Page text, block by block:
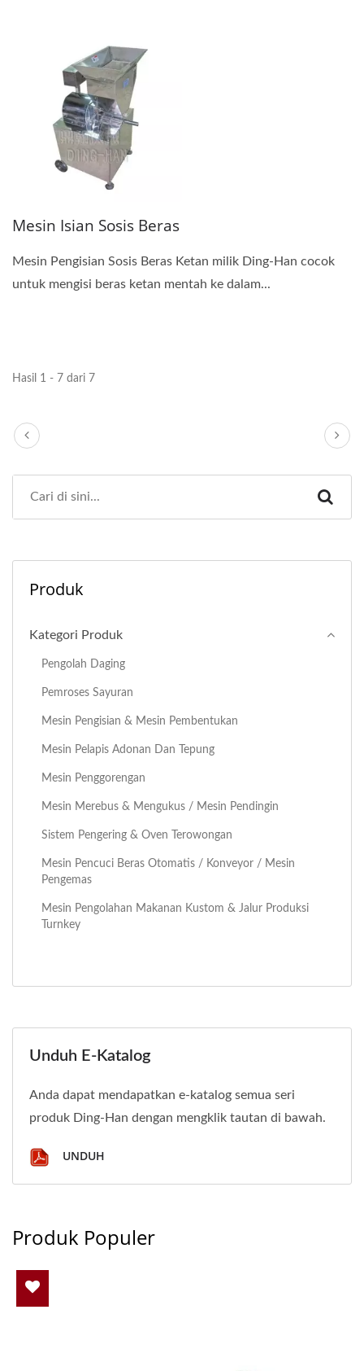
Mesin Isian Sosis Beras
Mesin Pengisian Sosis Beras Ketan milik Ding-Han cocok
untuk mengisi beras ketan mentah ke dalam...
Hasil 1 - 7 dari 7
Produk
Kategori Produk
Pengolah Daging
Pemroses Sayuran
Mesin Pengisian & Mesin Pembentukan
Mesin Pelapis Adonan Dan Tepung
Mesin Penggorengan
Mesin Merebus & Mengukus / Mesin Pendingin
Sistem Pengering & Oven Terowongan
Mesin Pencuci Beras Otomatis / Konveyor / Mesin
Pengemas
Mesin Pengolahan Makanan Kustom & Jalur Produksi
Turnkey
Unduh E-Katalog
Anda dapat mendapatkan e-katalog semua seri
produk Ding-Han dengan mengklik tautan di bawah.
UNDUH
Produk Populer